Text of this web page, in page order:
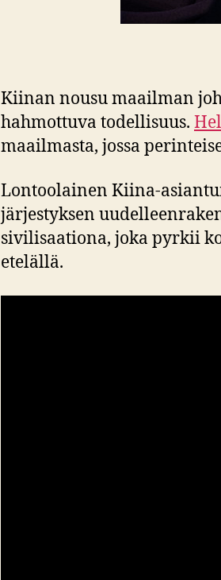
Kiinan nousu maailman
hahmottuva todellisuus.
maailmasta, jossa
Lontoolainen Kiina-
järjestyksen
sivilisaationa, joka pyrkii
etelällä.